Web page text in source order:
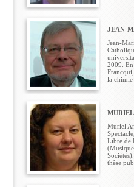
JEAN-
Jean-
2009.
la chimie
Muriel
Libre de
thèse